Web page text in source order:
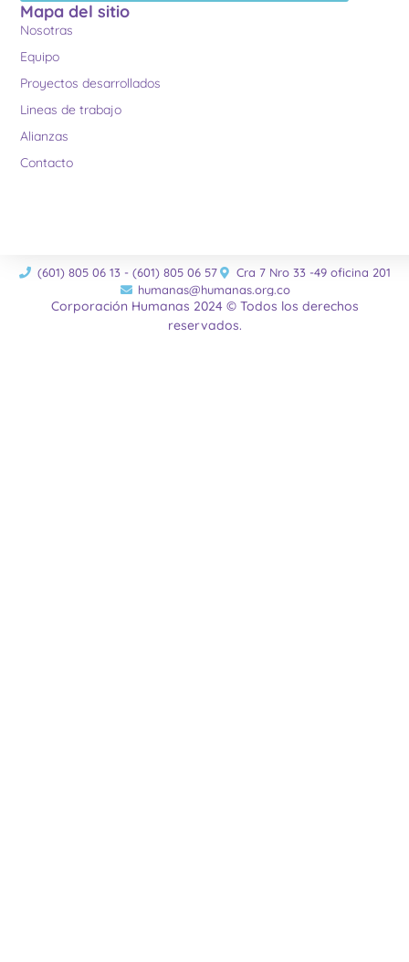
Mapa del sitio
Nosotras
Equipo
Proyectos desarrollados
Lineas de trabajo
Alianzas
Contacto
(601) 805 06 13 - (601) 805 06 57
Cra 7 Nro 33 -49 oficina 201
humanas@humanas.org.co
Corporación Humanas 2024 © Todos los derechos
reservados.